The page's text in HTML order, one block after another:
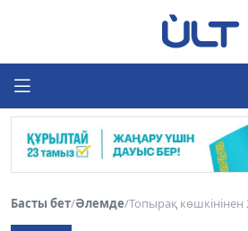
Басты бет/Әлемде/Топырақ